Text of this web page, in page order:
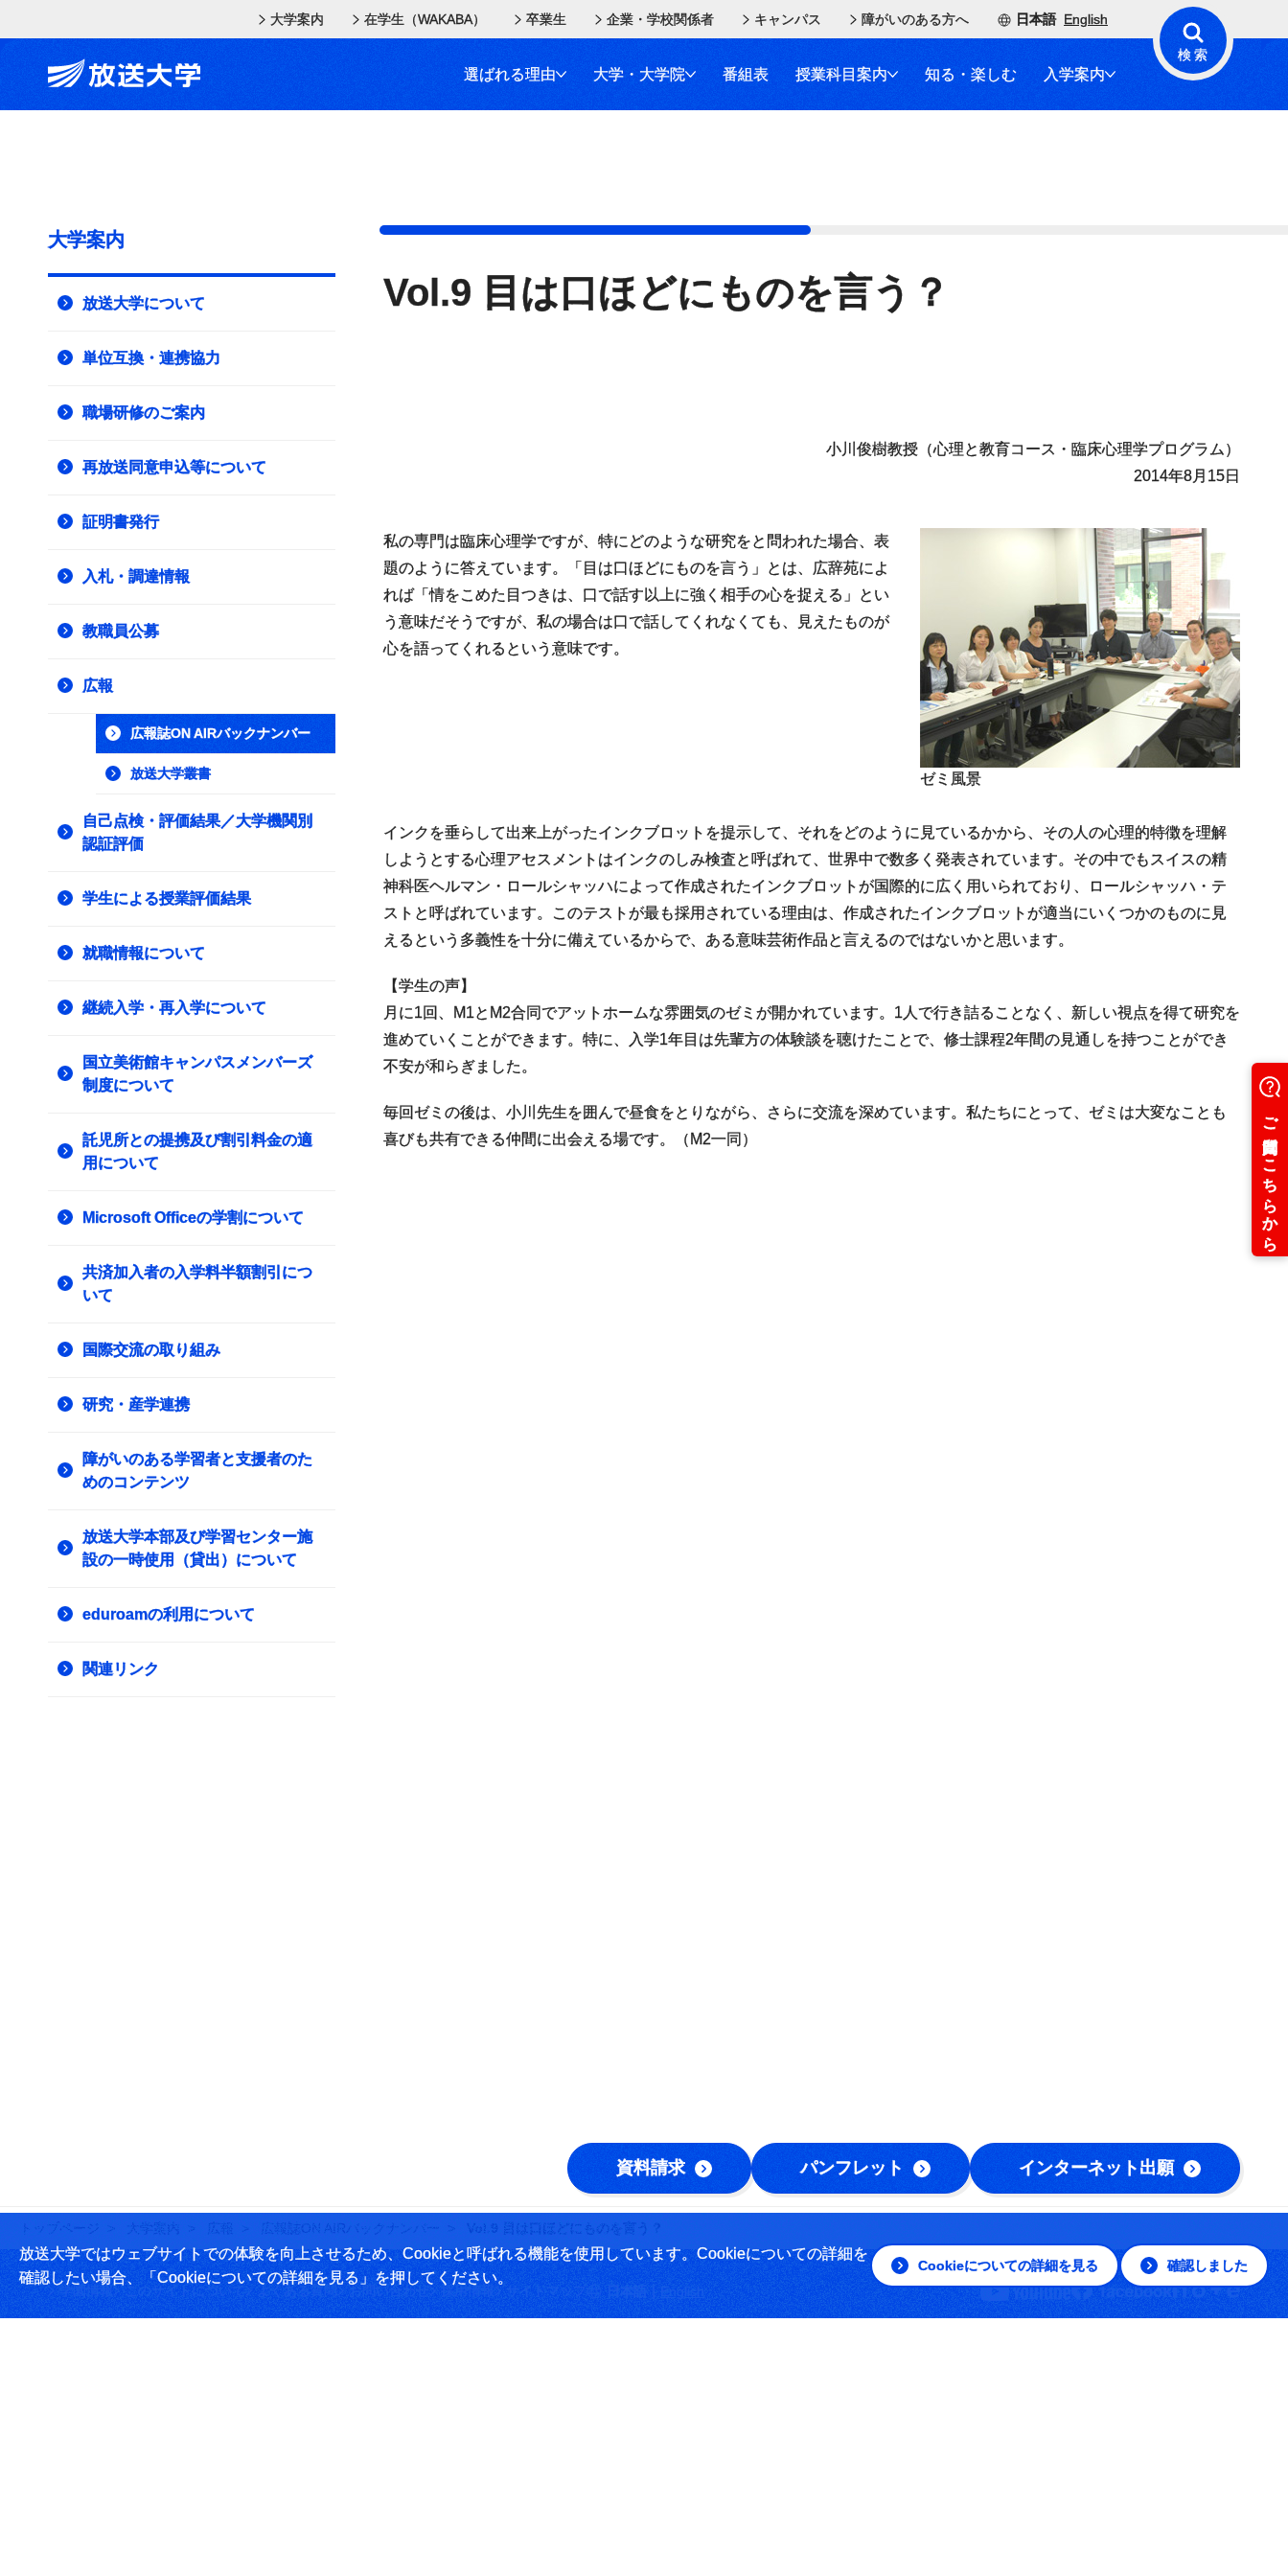
放送大学ではウェブサイトでの体験を向上させるため、Cookieと呼ばれる機能を使用しています。Cookieについての詳細を
確認したい場合、「Cookieについての詳細を見る」を押してください。
Cookieについての詳細を見る 確認しました
スクリーンリーダーでご覧の方へ
大学案内 在学生（WAKABA） 卒業生 企業・学校関係者 キャンパス 障がいのある方へ 日本語 English
選ばれる理由 大学・大学院 番組表 授業科目案内 知る・楽しむ 入学案内
検索
Vol.9 目は口ほどにものを言う？
小川俊樹教授 （心理と教育コース・臨床心理学プログラム）
2014年8月15日
私の専門は臨床心理学ですが、特にどのような研究をと問われた場合、表
題のように答えています。「目は口ほどにものを言う」とは、広辞苑によ
れば「情をこめた目つきは、口で話す以上に強く相手の心を捉える」とい
う意味だそうですが、私の場合は口で話してくれなくても、見えたものが
心を語ってくれるという意味です。
ゼミ風景
インクを垂らして出来上がったインクブロットを提示して、それをどのように見ているかから、その人の心理的特徴を理解
しようとする心理アセスメントはインクのしみ検査と呼ばれて、世界中で数多く発表されています。その中でもスイスの精
神科医ヘルマン・ロールシャッハによって作成されたインクブロットが国際的に広く用いられており、ロールシャッハ・テ
ストと呼ばれています。このテストが最も採用されている理由は、作成されたインクブロットが適当にいくつかのものに見
えるという多義性を十分に備えているからで、ある意味芸術作品と言えるのではないかと思います。
【学生の声】
月に1回、M1とM2合同でアットホームな雰囲気のゼミが開かれています。1人で行き詰ることなく、新しい視点を得て研究を
進めていくことができます。特に、入学1年目は先輩方の体験談を聴けたことで、修士課程2年間の見通しを持つことができ
不安が和らぎました。
毎回ゼミの後は、小川先生を囲んで昼食をとりながら、さらに交流を深めています。私たちにとって、ゼミは大変なことも
喜びも共有できる仲間に出会える場です。（M2一同）
大学案内
放送大学について
単位互換・連携協力
職場研修のご案内
再放送同意申込等について
証明書発行
入札・調達情報
教職員公募
広報
広報誌ON AIRバックナンバー
放送大学叢書
自己点検・評価結果／大学機関別
認証評価
学生による授業評価結果
就職情報について
継続入学・再入学について
国立美術館キャンパスメンバーズ
制度について
託児所との提携及び割引料金の適
用について
Microsoft Officeの学割について
共済加入者の入学料半額割引につ
いて
国際交流の取り組み
研究・産学連携
障がいのある学習者と支援者のた
めのコンテンツ
放送大学本部及び学習センター施
設の一時使用（貸出）について
eduroamの利用について
関連リンク
資料請求 パンフレット インターネット出願
トップページ 大学案内 広報 広報誌ON AIRバックナンバー Vol.9 目は口ほどにものを言う？
学園情報 このサイトについて よくある質問 お問い合わせ 採用情報 サイトマップ 日本語 | English